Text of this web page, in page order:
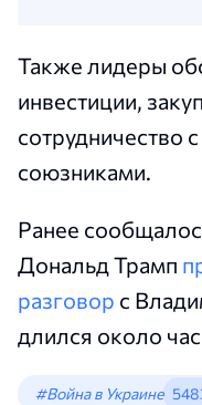
Также лидеры
инвестиции,
сотрудничество
союзниками.
Ранее
Дональд Трамп
разговор с
длился около
#Война в Украине